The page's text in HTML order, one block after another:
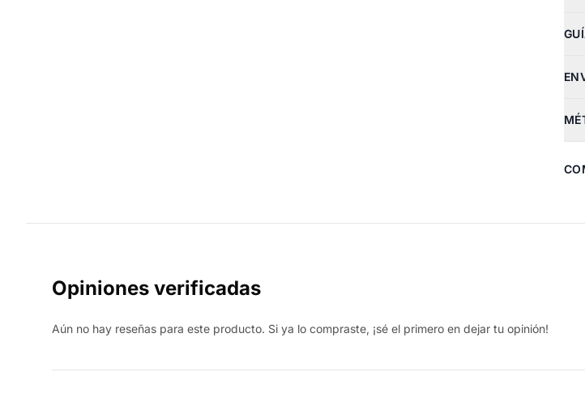
Opiniones verificadas
Aún no hay reseñas para este producto. Si ya lo compraste, ¡sé el primero en dejar tu opinión!